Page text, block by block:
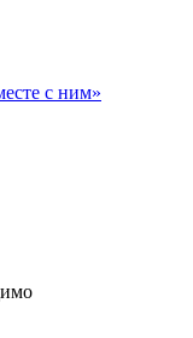
с ним»